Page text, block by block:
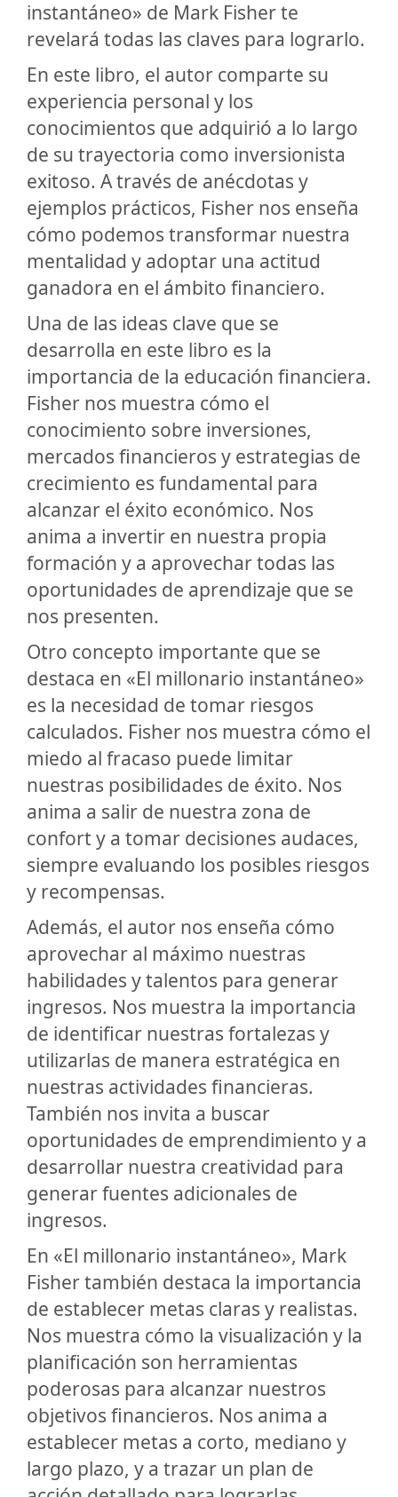
instantáneo» de Mark Fisher te
revelará todas las claves para lograrlo.
En este libro, el autor comparte su
experiencia personal y los
conocimientos que adquirió a lo largo
de su trayectoria como inversionista
exitoso. A través de anécdotas y
ejemplos prácticos, Fisher nos enseña
cómo podemos transformar nuestra
mentalidad y adoptar una actitud
ganadora en el ámbito financiero.
Una de las ideas clave que se
desarrolla en este libro es la
importancia de la educación financiera.
Fisher nos muestra cómo el
conocimiento sobre inversiones,
mercados financieros y estrategias de
crecimiento es fundamental para
alcanzar el éxito económico. Nos
anima a invertir en nuestra propia
formación y a aprovechar todas las
oportunidades de aprendizaje que se
nos presenten.
Otro concepto importante que se
destaca en «El millonario instantáneo»
es la necesidad de tomar riesgos
calculados. Fisher nos muestra cómo el
miedo al fracaso puede limitar
nuestras posibilidades de éxito. Nos
anima a salir de nuestra zona de
confort y a tomar decisiones audaces,
siempre evaluando los posibles riesgos
y recompensas.
Además, el autor nos enseña cómo
aprovechar al máximo nuestras
habilidades y talentos para generar
ingresos. Nos muestra la importancia
de identificar nuestras fortalezas y
utilizarlas de manera estratégica en
nuestras actividades financieras.
También nos invita a buscar
oportunidades de emprendimiento y a
desarrollar nuestra creatividad para
generar fuentes adicionales de
ingresos.
En «El millonario instantáneo», Mark
Fisher también destaca la importancia
de establecer metas claras y realistas.
Nos muestra cómo la visualización y la
planificación son herramientas
poderosas para alcanzar nuestros
objetivos financieros. Nos anima a
establecer metas a corto, mediano y
largo plazo, y a trazar un plan de